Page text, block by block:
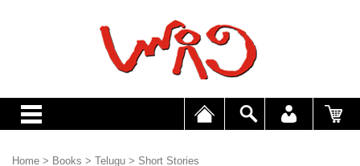
Home > Books > Telugu > Short Stories